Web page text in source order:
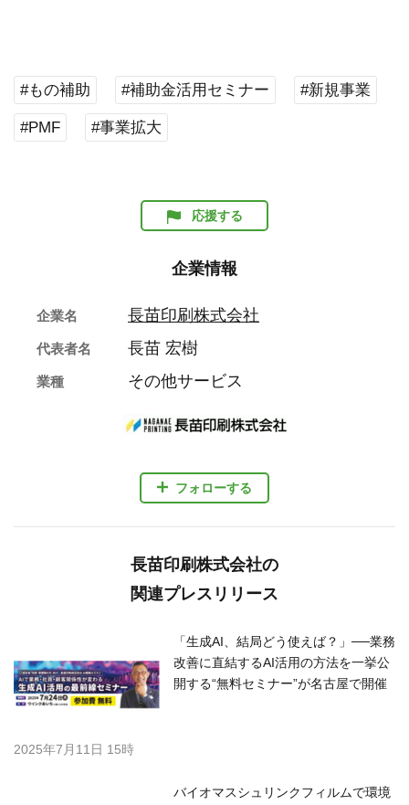
#もの補助 #補助金活用セミナー #新規事業
#PMF #事業拡大
応援する
企業情報
フォローする
企業名 長苗印刷株式会社
代表者名 長苗 宏樹
業種 その他サービス
長苗印刷株式会社の
関連プレスリリース
「生成AI、結局どう使えば？」──業務
改善に直結するAI活用の方法を一挙公
開する“無料セミナー”が名古屋で開催
2025年7月11日 15時
バイオマスシュリンクフィルムで環境